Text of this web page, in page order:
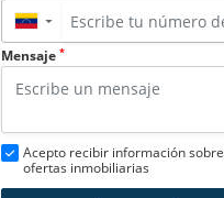
▼
Mensaje *
Acepto recibir información sobre
ofertas inmobiliarias